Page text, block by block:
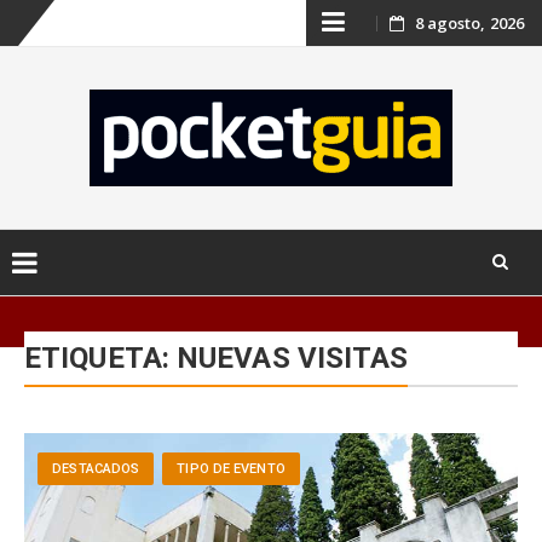
Skip
content
8 agosto, 2026
contentETIQUETA: NUEVAS VISITAS
DESTACADOS TIPO DE EVENTO